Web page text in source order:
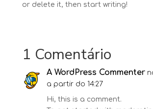
or delete it, then start writing!
1 Comentário
A WordPress Commenter
a partir do 14:27
Hi, this is a comment.